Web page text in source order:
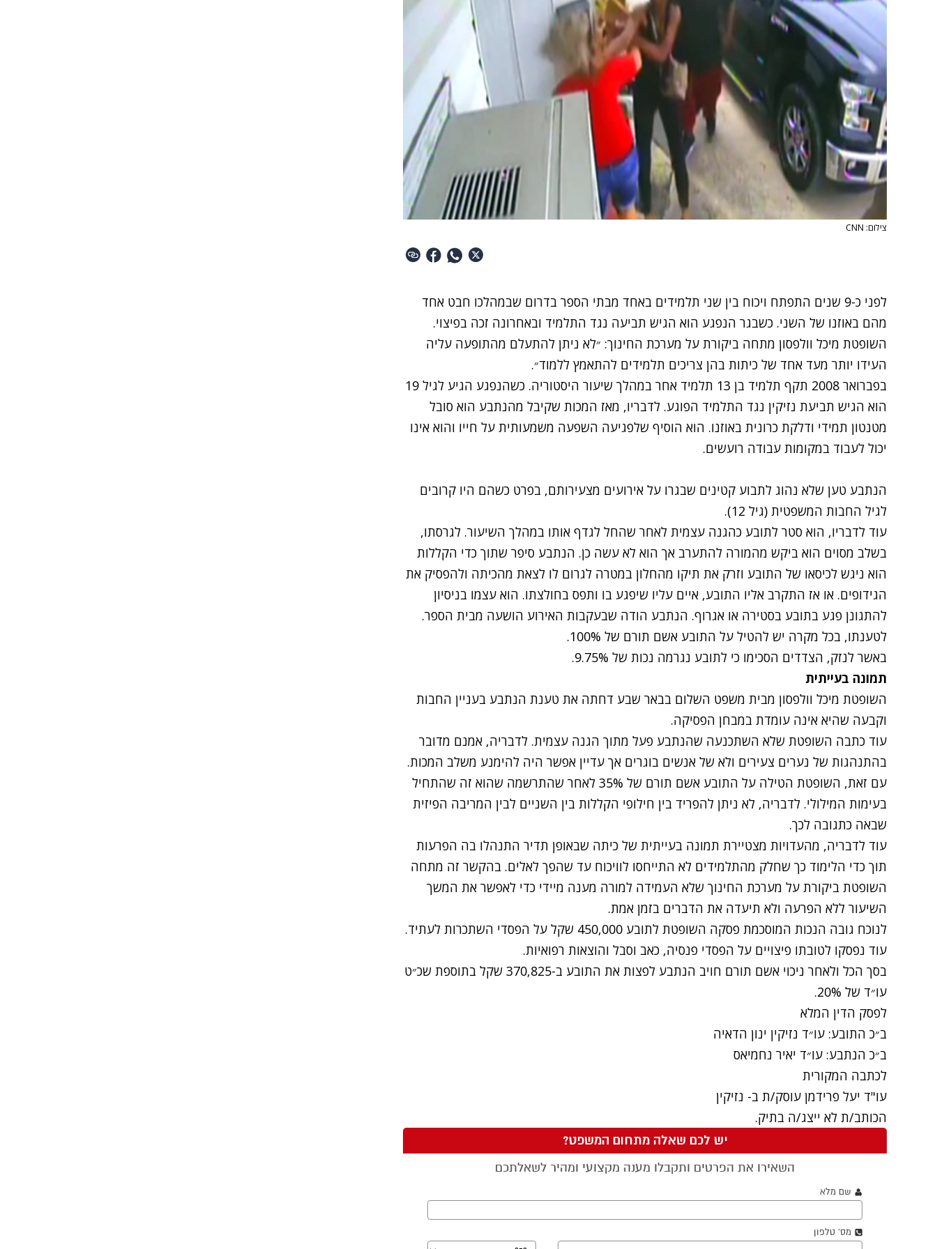
צילום: CNN
לפני כ-9 שנים התפתח ויכוח בין שני תלמידים באחד מבתי הספר בדרום שבמהלכו חבט אחד
מהם באוזנו של השני. כשבגר הנפגע הוא הגיש תביעה נגד התלמיד ובאחרונה זכה בפיצוי.
השופטת מיכל וולפסון מתחה ביקורת על מערכת החינוך: ״לא ניתן להתעלם מהתופעה עליה
העידו יותר מעד אחד של כיתות בהן צריכים תלמידים להתאמץ ללמוד״.
בפברואר 2008 תקף תלמיד בן 13 תלמיד אחר במהלך שיעור היסטוריה. כשהנפגע הגיע לגיל 19
הוא הגיש תביעת נזיקין נגד התלמיד הפוגע. לדבריו, מאז המכות שקיבל מהנתבע הוא סובל
מטנטון תמידי ודלקת כרונית באוזנו. הוא הוסיף שלפגיעה השפעה משמעותית על חייו והוא אינו
יכול לעבוד במקומות עבודה רועשים.
הנתבע טען שלא נהוג לתבוע קטינים שבגרו על אירועים מצעירותם, בפרט כשהם היו קרובים
לגיל החבות המשפטית (גיל 12).
עוד לדבריו, הוא סטר לתובע כהגנה עצמית לאחר שהחל לגדף אותו במהלך השיעור. לגרסתו,
בשלב מסוים הוא ביקש מהמורה להתערב אך הוא לא עשה כן. הנתבע סיפר שתוך כדי הקללות
הוא ניגש לכיסאו של התובע וזרק את תיקו מהחלון במטרה לגרום לו לצאת מהכיתה ולהפסיק את
הגידופים. או אז התקרב אליו התובע, איים עליו שיפגע בו ותפס בחולצתו. הוא עצמו בניסיון
להתגונן פגע בתובע בסטירה או אגרוף. הנתבע הודה שבעקבות האירוע הושעה מבית הספר.
לטענתו, בכל מקרה יש להטיל על התובע אשם תורם של 100%.
באשר לנזק, הצדדים הסכימו כי לתובע נגרמה נכות של 9.75%.
תמונה בעייתית
השופטת מיכל וולפסון מבית משפט השלום בבאר שבע דחתה את טענת הנתבע בעניין החבות
וקבעה שהיא אינה עומדת במבחן הפסיקה.
עוד כתבה השופטת שלא השתכנעה שהנתבע פעל מתוך הגנה עצמית. לדבריה, אמנם מדובר
בהתנהגות של נערים צעירים ולא של אנשים בוגרים אך עדיין אפשר היה להימנע משלב המכות.
עם זאת, השופטת הטילה על התובע אשם תורם של 35% לאחר שהתרשמה שהוא זה שהתחיל
בעימות המילולי. לדבריה, לא ניתן להפריד בין חילופי הקללות בין השניים לבין המריבה הפיזית
שבאה כתגובה לכך.
עוד לדבריה, מהעדויות מצטיירת תמונה בעייתית של כיתה שבאופן תדיר התנהלו בה הפרעות
תוך כדי הלימוד כך שחלק מהתלמידים לא התייחסו לוויכוח עד שהפך לאלים. בהקשר זה מתחה
השופטת ביקורת על מערכת החינוך שלא העמידה למורה מענה מיידי כדי לאפשר את המשך
השיעור ללא הפרעה ולא תיעדה את הדברים בזמן אמת.
לנוכח גובה הנכות המוסכמת פסקה השופטת לתובע 450,000 שקל על הפסדי השתכרות לעתיד.
עוד נפסקו לטובתו פיצויים על הפסדי פנסיה, כאב וסבל והוצאות רפואיות.
בסך הכל ולאחר ניכוי אשם תורם חויב הנתבע
לפצות את התובע ב-370,825 שקל בתוספת שכ״ט
עו״ד של 20%.
לפסק הדין המלא
ב״כ התובע: עו״ד נזיקין ינון הדאיה
ב״כ הנתבע: עו״ד יאיר נחמיאס
לכתבה המקורית
עו"ד יעל פרידמן עוסק/ת ב- נזיקין
הכותב/ת לא ייצג/ה בתיק.